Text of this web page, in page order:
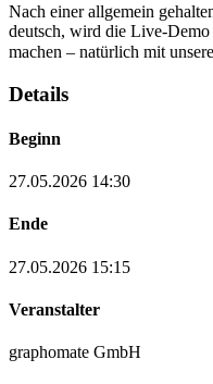
Nach einer allgemein
deutsch, wird die Live-
machen – natürlich mit
Details
Beginn
27.05.2026 14:30
Ende
27.05.2026 15:15
Veranstalter
graphomate GmbH